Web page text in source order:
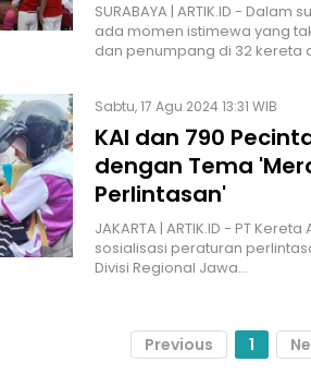
SURABAYA | ARTIK.ID -
ada momen istimewa yang
dan penumpang di 32 kereta
Sabtu, 17 Agu 2024 13:31 WIB
KAI dan 790
dengan Tema
Perlintasan'
JAKARTA | ARTIK.ID - PT
sosialisasi peraturan
Divisi Regional Jawa…
Previous 1